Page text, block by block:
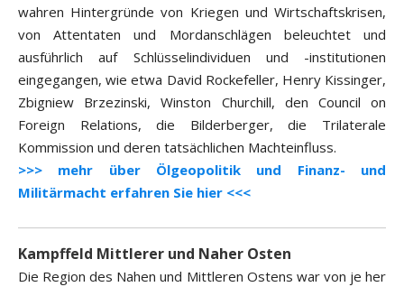
wahren Hintergründe von Kriegen und Wirtschaftskrisen,
von Attentaten und Mordanschlägen beleuchtet und
ausführlich auf Schlüsselindividuen und -institutionen
eingegangen, wie etwa David Rockefeller, Henry Kissinger,
Zbigniew Brzezinski, Winston Churchill, den Council on
Foreign Relations, die Bilderberger, die Trilaterale
Kommission und deren tatsächlichen Machteinfluss.
>>> mehr über Ölgeopolitik und Finanz- und
Militärmacht erfahren Sie hier <<<
Kampffeld Mittlerer und Naher Osten
Die Region des Nahen und Mittleren Ostens war von je her